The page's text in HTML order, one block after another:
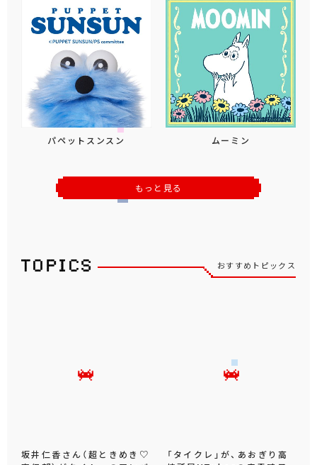
パペットスンスン ムーミン
もっと見る
おすすめトピックス
坂井仁香さん（超ときめき♡
「タイクレ」が、あおぎり高